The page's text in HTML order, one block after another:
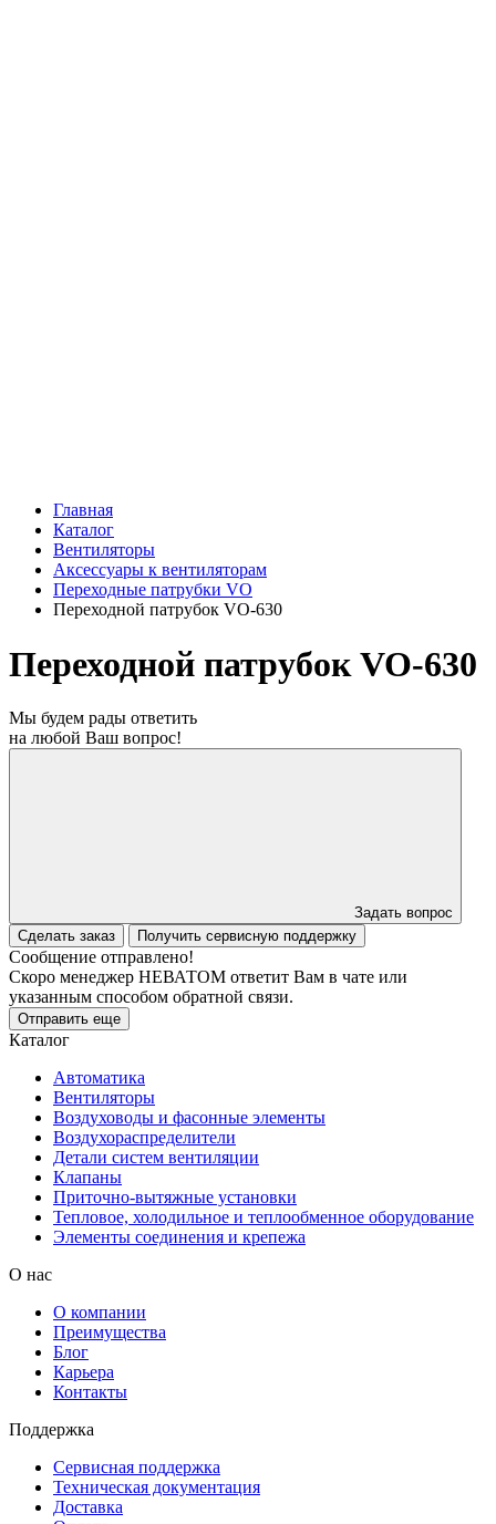
Главная
Каталог
Вентиляторы
Аксессуары к вентиляторам
Переходные патрубки VO
Переходной патрубок VO-630
Переходной патрубок VO-630
Мы будем рады ответить
на любой Ваш вопрос!
Задать вопрос
Сделать заказ
Получить сервисную поддержку
Сообщение отправлено!
Скоро менеджер НЕВАТОМ ответит Вам в чате или
указанным способом обратной связи.
Отправить еще
Каталог
Автоматика
Вентиляторы
Воздуховоды и фасонные элементы
Воздухораспределители
Детали систем вентиляции
Клапаны
Приточно-вытяжные установки
Тепловое, холодильное и теплообменное оборудование
Элементы соединения и крепежа
О нас
О компании
Преимущества
Блог
Карьера
Контакты
Поддержка
Сервисная поддержка
Техническая документация
Доставка